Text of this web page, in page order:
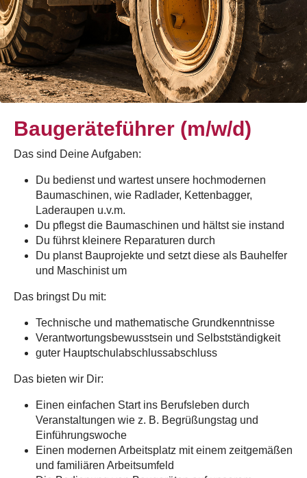
Baugeräteführer (m/w/d)
Das sind Deine Aufgaben:
Du bedienst und wartest unsere hochmodernen
Baumaschinen, wie Radlader, Kettenbagger,
Laderaupen u.v.m.
Du pflegst die Baumaschinen und hältst sie instand
Du führst kleinere Reparaturen durch
Du planst Bauprojekte und setzt diese als Bauhelfer
und Maschinist um
Das bringst Du mit:
Technische und mathematische Grundkenntnisse
Verantwortungsbewusstsein und Selbstständigkeit
guter Hauptschulabschlussabschluss
Das bieten wir Dir:
Einen einfachen Start ins Berufsleben durch
Veranstaltungen wie z. B. Begrüßungstag und
Einführungswoche
Einen modernen Arbeitsplatz mit einem zeitgemäßen
und familiären Arbeitsumfeld